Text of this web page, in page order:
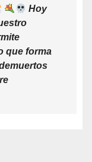
Hoy
que forma